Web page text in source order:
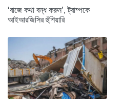
‘বাজে কথা বন্ধ করুন’, ট্রাম্পকে
আইআরজিসির হুঁশিয়ারি